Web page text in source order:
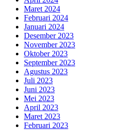
Maret 2024
Februari 2024
Januari 2024
Desember 2023
November 2023
Oktober 2023
September 2023
Agustus 2023
Juli 2023
Juni 2023
Mei 2023
April 2023
Maret 2023
Februari 2023